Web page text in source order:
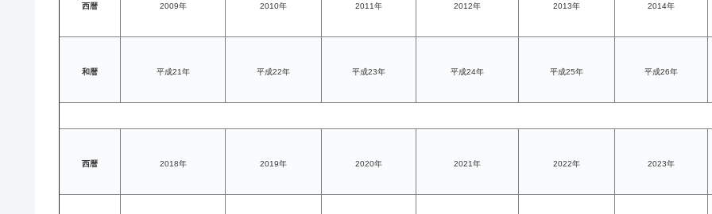
西暦 2009年 2010年 2011年 2012年 2013年 2014年
和暦 平成21年 平成22年 平成23年 平成24年 平成25年 平成26年
西暦 2018年 2019年 2020年 2021年 2022年 2023年